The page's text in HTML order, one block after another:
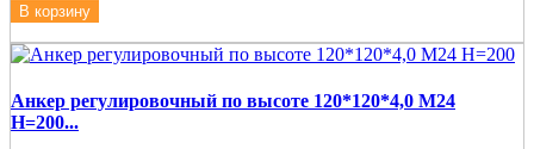
В корзину
Анкер регулировочный по высоте 120*120*4,0 М24
Н=200...